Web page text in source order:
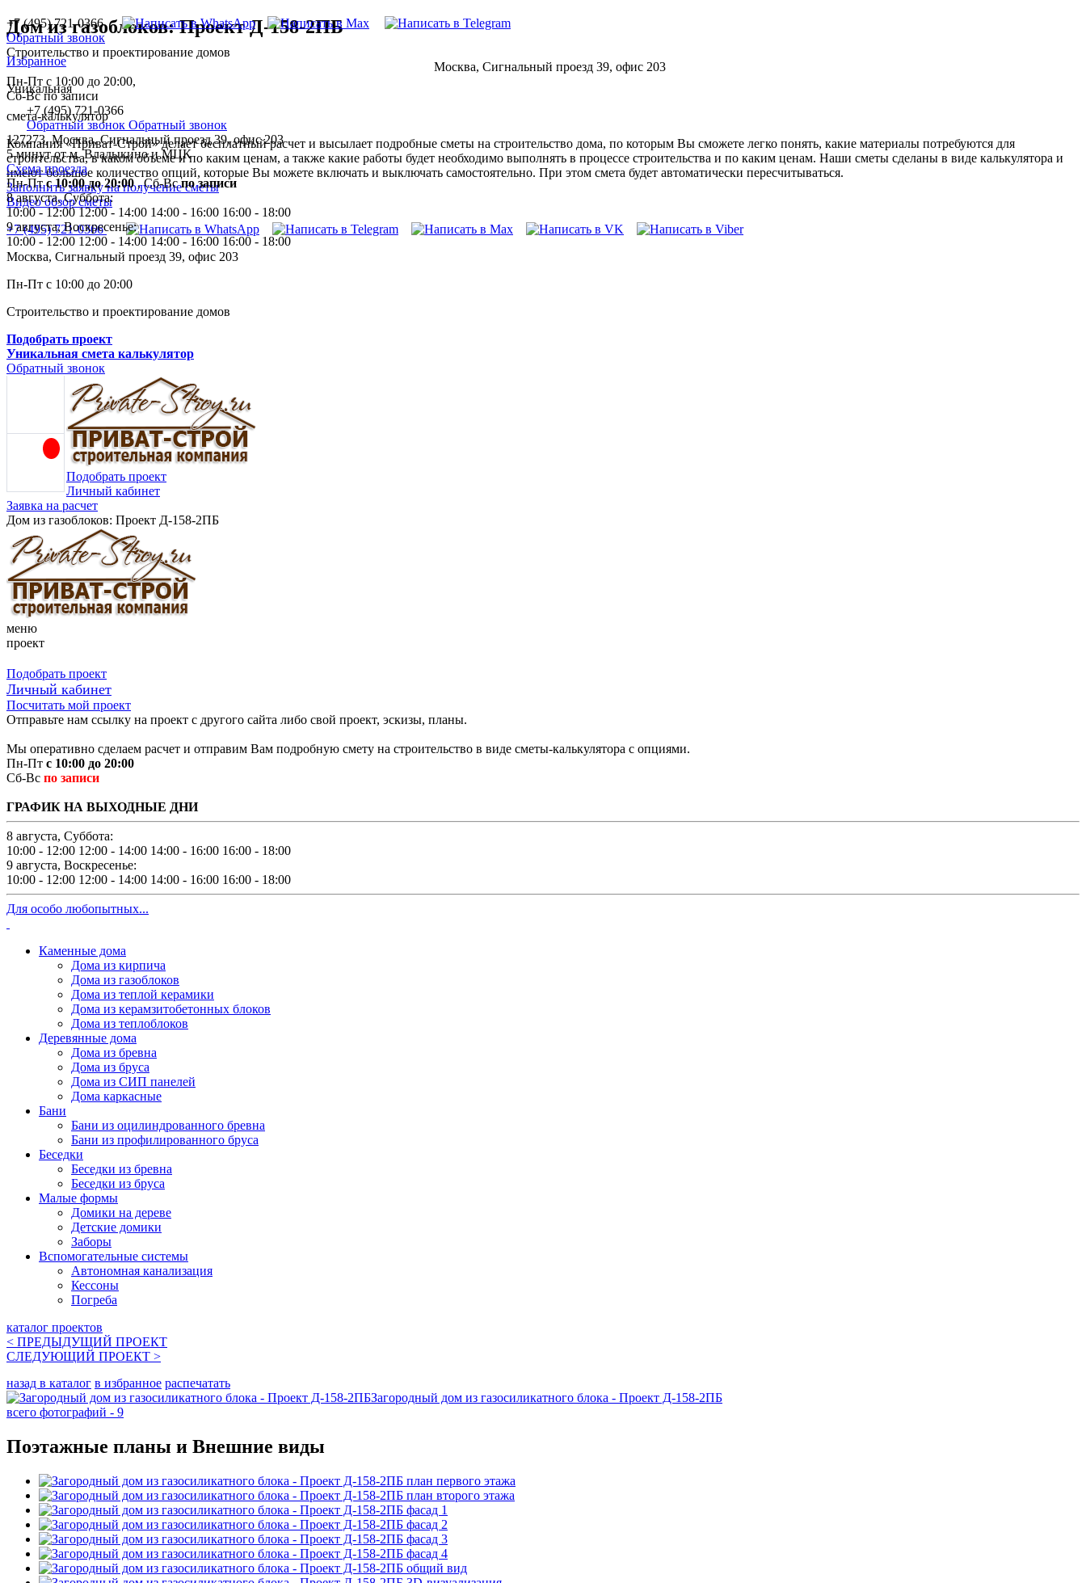
+7 (495) 721-0366
Обратный звонок
Строительство и проектирование домов
Москва, Сигнальный проезд 39, офис 203
Пн-Пт с 10:00 до 20:00,
Сб-Вс по записи
+7 (495) 721-0366
Обратный звонок Обратный звонок
127273, Москва, Сигнальный проезд 39, офис 203
5 минут от м. Владыкино и МЦК
Схема проезда
Пн-Птс 10:00 до 20:00,Сб-Вспо записи
8 августа, Суббота:
10:00 - 12:00 12:00 - 14:00 14:00 - 16:00 16:00 - 18:00
9 августа, Воскресенье:
10:00 - 12:00 12:00 - 14:00 14:00 - 16:00 16:00 - 18:00
Дом из газоблоков: Проект Д-158-2ПБ
Избранное
Уникальная
смета-калькулятор
Компания «Приват-Строй» делает бесплатный расчет и высылает подробные сметы на строительство дома, по которым Вы сможете легко понять, какие материалы потребуются для
строительства, в каком объеме и по каким ценам, а также какие работы будет необходимо выполнять в процессе строительства и по каким ценам. Наши сметы сделаны в виде калькулятора и
имеют большое количество опций, которые Вы можете включать и выключать самостоятельно. При этом смета будет автоматически пересчитываться.
Заполнить заявку на получение сметы
Видео обзор сметы
+7 (495) 721-0366
Москва, Сигнальный проезд 39, офис 203
Пн-Пт с 10:00 до 20:00
Строительство и проектирование домов
Подобрать проект
Уникальная смета калькулятор
Обратный звонок
Подобрать проект
Личный кабинет
Заявка на расчет
Дом из газоблоков: Проект Д-158-2ПБ
меню
проект
Подобрать проект
Личный кабинет
Посчитать мой проект
Отправьте нам ссылку на проект с другого сайта либо свой проект, эскизы, планы.
Мы оперативно сделаем расчет и отправим Вам подробную смету на строительство в виде сметы-калькулятора с опциями.
Пн-Пт с 10:00 до 20:00
Сб-Вс по записи
ГРАФИК НА ВЫХОДНЫЕ ДНИ
8 августа, Суббота:
10:00 - 12:00 12:00 - 14:00 14:00 - 16:00 16:00 - 18:00
9 августа, Воскресенье:
10:00 - 12:00 12:00 - 14:00 14:00 - 16:00 16:00 - 18:00
Для особо любопытных...
Каменные дома
Дома из кирпича
Дома из газоблоков
Дома из теплой керамики
Дома из керамзитобетонных блоков
Дома из теплоблоков
Деревянные дома
Дома из бревна
Дома из бруса
Дома из СИП панелей
Дома каркасные
Бани
Бани из оцилиндрованного бревна
Бани из профилированного бруса
Беседки
Беседки из бревна
Беседки из бруса
Малые формы
Домики на дереве
Детские домики
Заборы
Вспомогательные системы
Автономная канализация
Кессоны
Погреба
каталог проектов
< ПРЕДЫДУЩИЙ ПРОЕКТ
СЛЕДУЮЩИЙ ПРОЕКТ >
назад в каталог в избранное распечатать
Загородный дом из газосиликатного блока - Проект Д-158-2ПБ
всего фотографий - 9
Поэтажные планы и Внешние виды